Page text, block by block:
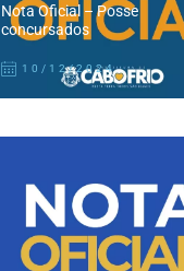
Nota Oficial – Posse
concursados
10/12/2024